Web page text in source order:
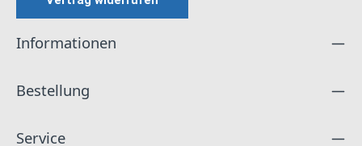
Informationen
Bestellung
Service